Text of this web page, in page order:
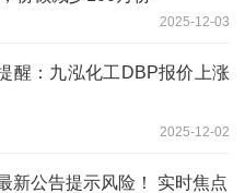
2025-12-03
醒：九泓化工DBP报价上涨
2025-12-02
新公告提示风险！ 实时焦点